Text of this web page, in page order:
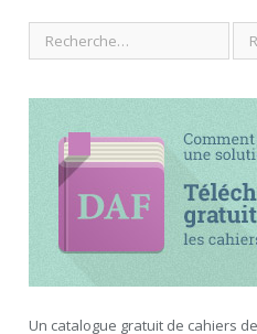
Un catalogue gratuit de cahiers